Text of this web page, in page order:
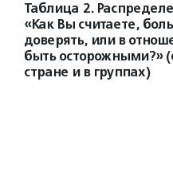
Таблица 2.
«Как Вы считаете,
доверять, или в
быть осторожными?»
стране и в группах)